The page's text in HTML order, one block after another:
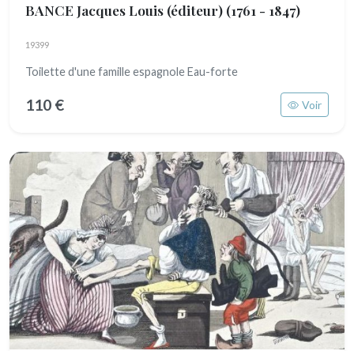
BANCE Jacques Louis (éditeur) (1761 - 1847)
19399
Toilette d'une famille espagnole Eau-forte
110 € Voir